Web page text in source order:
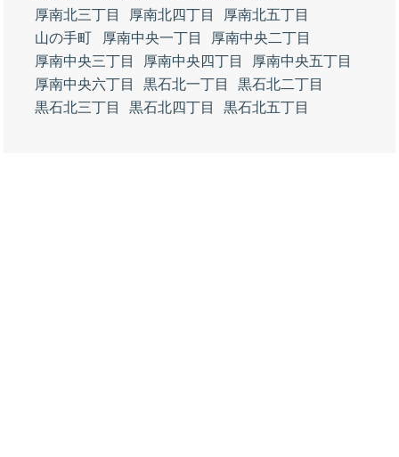
厚南北三丁目
厚南北四丁目
厚南北五丁目
山の手町
厚南中央一丁目
厚南中央二丁目
厚南中央三丁目
厚南中央四丁目
厚南中央五丁目
厚南中央六丁目
黒石北一丁目
黒石北二丁目
黒石北三丁目
黒石北四丁目 黒石北五丁目